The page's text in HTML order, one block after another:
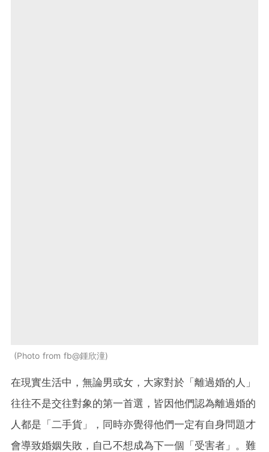
Photo from fb@鍾欣潼
在現實生活中，無論男或女，大家對於「離過婚的人」
往往不是交往對象的第一首選，皆因他們認為離過婚的
人都是「二手貨」，同時亦覺得他們一定有自身問題才
會導致婚姻失敗，自己不想成為下一個「受害者」。難